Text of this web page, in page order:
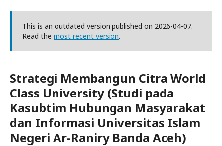
This is an outdated version published on 2026-04-07.
Read the most recent version.
Strategi Membangun Citra World
Class University (Studi pada
Kasubtim Hubungan Masyarakat
dan Informasi Universitas Islam
Negeri Ar-Raniry Banda Aceh)